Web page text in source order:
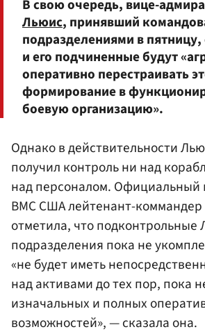
В свою очередь, вице-
Льюис, принявший
подразделениями в пятницу,
и его подчиненные будут
оперативно перестраивать
формирование в
боевую организацию».
Однако в действительности
получил контроль ни над
над персоналом. Официальный
ВМС США лейтенант-
отметила, что подконтрольные
подразделения пока не
«не будет иметь
над активами до тех пор, пока
изначальных и полных
возможностей», — сказала она.